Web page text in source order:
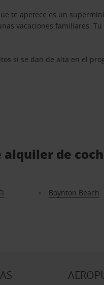
te apetece es un
vacaciones familiares.
si se dan de alta en el
de
Boynton Beach